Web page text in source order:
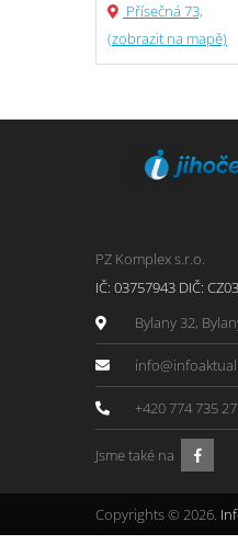
Přísečná 73,
(zobrazit na mapě)
PZ Komplex s.r.o.
IČ: 03757943 DIČ:
Bylany 32,
+420 774 735
Jsme také na
Copyrights © 2026.